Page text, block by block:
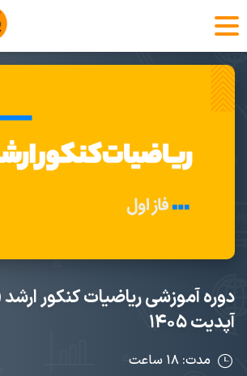
دوره آموزشی ریاضیات کنکور
آپدیت ۱۴۰۵
مدت: ۱۸ ساعت